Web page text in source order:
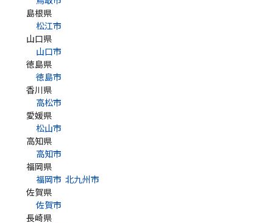
島根県
松江市
山口県
山口市
徳島県
徳島市
香川県
高松市
愛媛県
松山市
高知県
高知市
福岡県
福岡市 北九州市
佐賀県
佐賀市
長崎県